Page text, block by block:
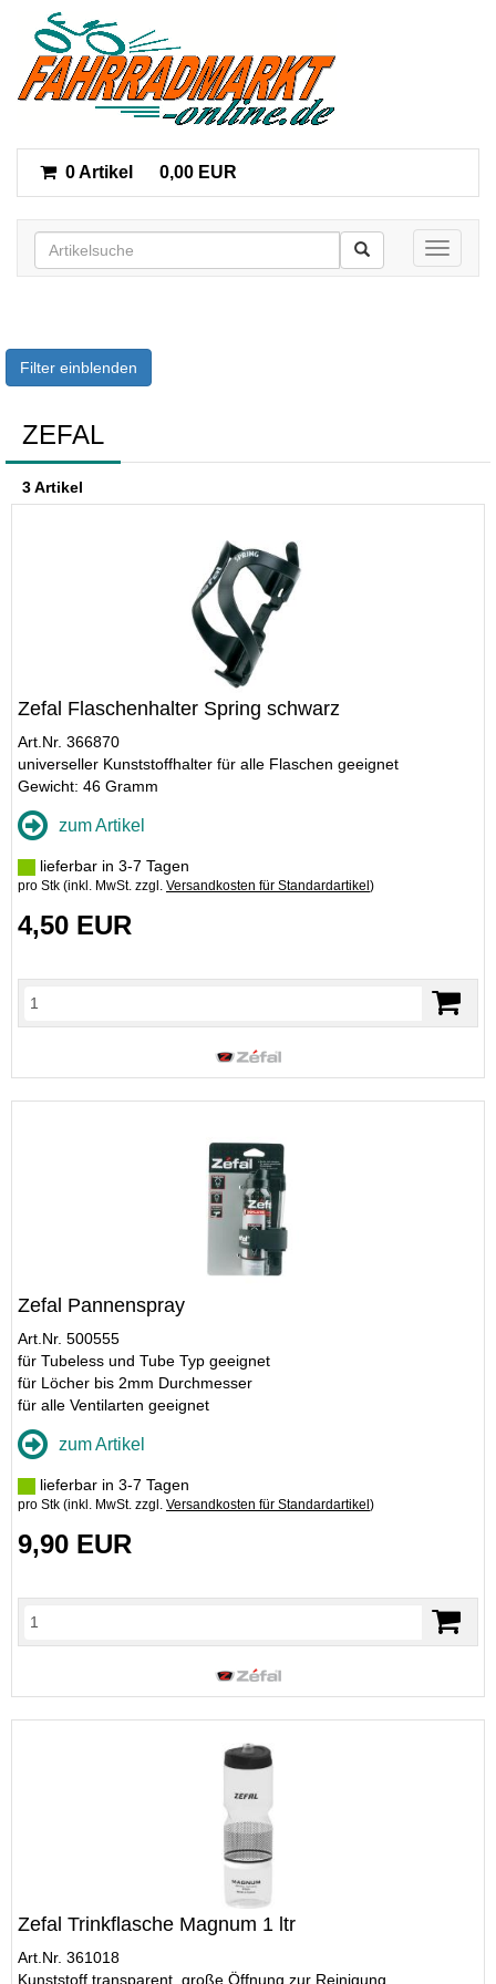
0 Artikel 0,00 EUR
Toggle
Filter einblenden
ZEFAL
3 Artikel
Zefal Flaschenhalter Spring schwarz
Art.Nr. 366870
universeller Kunststoffhalter für alle Flaschen geeignet
Gewicht: 46 Gramm
zum Artikel
lieferbar in 3-7 Tagen
pro Stk (inkl. MwSt. zzgl. Versandkosten für Standardartikel )
4,50 EUR
Zefal Pannenspray
Art.Nr. 500555
für Tubeless und Tube Typ geeignet
für Löcher bis 2mm Durchmesser
für alle Ventilarten geeignet
zum Artikel
lieferbar in 3-7 Tagen
pro Stk (inkl. MwSt. zzgl. Versandkosten für Standardartikel )
9,90 EUR
Zefal Trinkflasche Magnum 1 ltr
Art.Nr. 361018
Kunststoff transparent, große Öffnung zur Reinigung,